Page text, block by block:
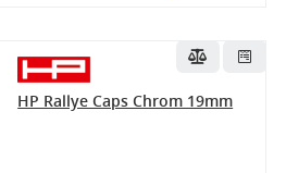
HP Rallye Caps Chrom 19mm